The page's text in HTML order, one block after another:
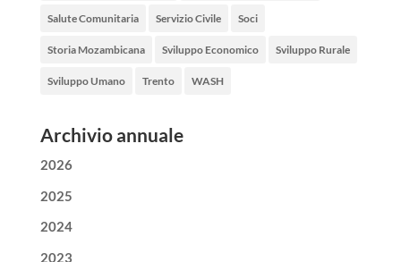
Salute Comunitaria Servizio Civile Soci
Storia Mozambicana Sviluppo Economico Sviluppo Rurale
Sviluppo Umano Trento WASH
Archivio annuale
2026
2025
2024
2023